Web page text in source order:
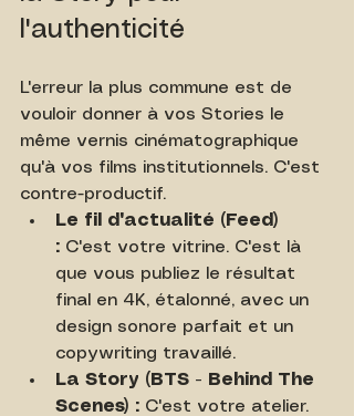
l'authenticité
L'erreur la plus commune est de
vouloir donner à vos Stories le
même vernis cinématographique
qu'à vos films institutionnels. C'est
contre-productif.
Le fil d'actualité (Feed)
: C'est votre vitrine. C'est là
que vous publiez le résultat
final en 4K, étalonné, avec un
design sonore parfait et un
copywriting travaillé.
La Story (BTS - Behind The
Scenes) : C'est votre atelier.